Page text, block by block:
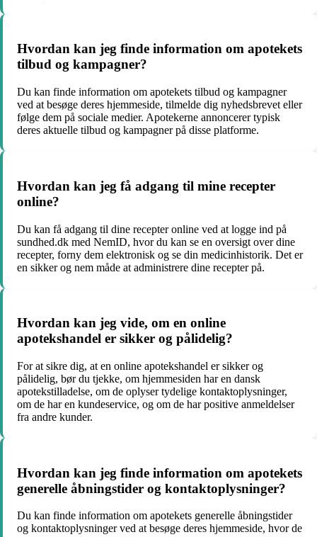
Hvordan kan jeg finde information om apotekets
tilbud og kampagner?
Du kan finde information om apotekets tilbud og kampagner
ved at besøge deres hjemmeside, tilmelde dig nyhedsbrevet eller
følge dem på sociale medier. Apotekerne annoncerer typisk
deres aktuelle tilbud og kampagner på disse platforme.
Hvordan kan jeg få adgang til mine recepter
online?
Du kan få adgang til dine recepter online ved at logge ind på
sundhed.dk med NemID, hvor du kan se en oversigt over dine
recepter, forny dem elektronisk og se din medicinhistorik. Det er
en sikker og nem måde at administrere dine recepter på.
Hvordan kan jeg vide, om en online
apotekshandel er sikker og pålidelig?
For at sikre dig, at en online apotekshandel er sikker og
pålidelig, bør du tjekke, om hjemmesiden har en dansk
apotekstilladelse, om de oplyser tydelige kontaktoplysninger,
om de har en kundeservice, og om de har positive anmeldelser
fra andre kunder.
Hvordan kan jeg finde information om apotekets
generelle åbningstider og kontaktoplysninger?
Du kan finde information om apotekets generelle åbningstider
og kontaktoplysninger ved at besøge deres hjemmeside, hvor de